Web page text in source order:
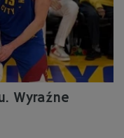
Wyraźne